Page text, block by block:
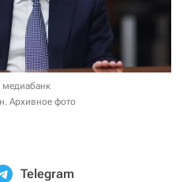
медиабанк
Архивное фото
Telegram